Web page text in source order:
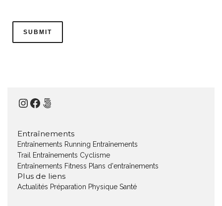
Instagram
Facebook
500px
Entraînements
Entraînements Running Entraînements
Trail Entraînements Cyclisme
Entraînements Fitness Plans d'entraînements
Plus de liens
Actualités Préparation Physique Santé